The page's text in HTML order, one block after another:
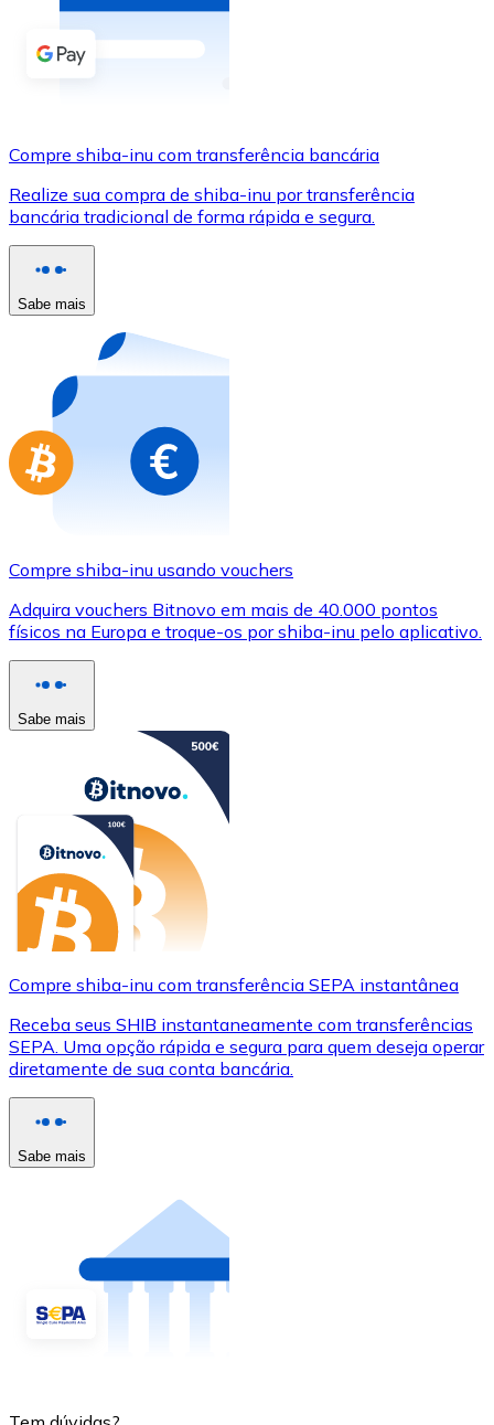
Comprar com dinheiro
Transferência SEPA
Use cartões Visa e Mastercard para comprar
Comprar com cartão
Compre cartões-presente das suas marcas favoritas
Ir para a loja de cartões-presente
Compre shiba-inu com transferência bancária
Realize sua compra de shiba-inu por transferência
bancária tradicional de forma rápida e segura.
Sabe mais
Compre shiba-inu usando vouchers
Adquira vouchers Bitnovo em mais de 40.000 pontos
físicos na Europa e troque-os por shiba-inu pelo aplicativo.
Sabe mais
Compre shiba-inu com transferência SEPA instantânea
Receba seus SHIB instantaneamente com transferências
SEPA. Uma opção rápida e segura para quem deseja operar
diretamente de sua conta bancária.
Sabe mais